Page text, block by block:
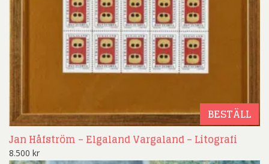
BESTÄLL
Jan Håfström – Elgaland Vargaland – Litografi
8.500 kr